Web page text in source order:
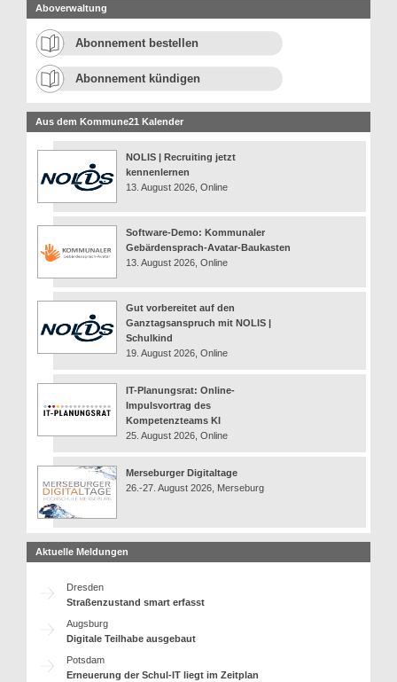
Aboverwaltung
Abonnement bestellen
Abonnement kündigen
Aus dem Kommune21 Kalender
NOLIS | Recruiting jetzt
kennenlernen
13. August 2026, Online
Software-Demo: Kommunaler
Gebärdensprach-Avatar-Baukasten
13. August 2026, Online
Gut vorbereitet auf den
Ganztagsanspruch mit NOLIS |
Schulkind
19. August 2026, Online
IT-Planungsrat: Online-
Impulsvortrag des
Kompetenzteams KI
25. August 2026, Online
Merseburger Digitaltage
26.-27. August 2026, Merseburg
Aktuelle Meldungen
Dresden
Straßenzustand smart erfasst
Augsburg
Digitale Teilhabe ausgebaut
Potsdam
Erneuerung der Schul-IT liegt im Zeitplan